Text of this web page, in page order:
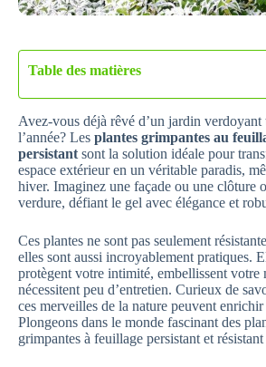
Table des matières
Avez-vous déjà rêvé d’un jardin verdoyant
l’année? Les plantes grimpantes au
persistant sont la solution idéale pour
espace extérieur en un véritable paradis,
hiver. Imaginez une façade ou une clôture
verdure, défiant le gel avec élégance et
Ces plantes ne sont pas seulement
elles sont aussi incroyablement pratiques.
protègent votre intimité, embellissent votre
nécessitent peu d’entretien. Curieux de
ces merveilles de la nature peuvent
Plongeons dans le monde fascinant des
grimpantes à feuillage persistant et